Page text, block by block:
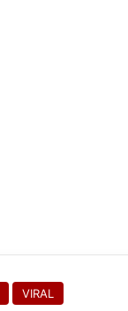
VIRAL